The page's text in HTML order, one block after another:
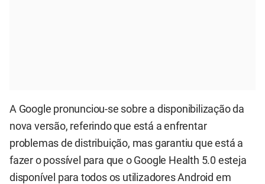
A Google pronunciou-se sobre a disponibilização da
nova versão, referindo que está a enfrentar
problemas de distribuição, mas garantiu que está a
fazer o possível para que o Google Health 5.0 esteja
disponível para todos os utilizadores Android em